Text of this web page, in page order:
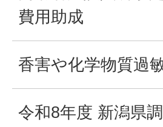
費用助成
香害や化学物質過
令和8年度 新潟県